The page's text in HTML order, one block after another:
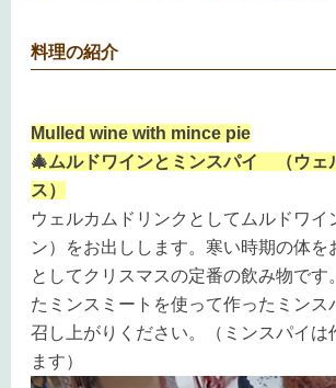
料理の紹介
Mulled wine with mince pie
🎄ムルドワインとミンスパイ （ウェ
ス）
ウェルカムドリンクとしてムルドワイ
ン）をお出しします。寒い時期の体を
としてクリスマスの定番の飲み物です
たミンスミートを使って作ったミンス
召し上がりください。（ミンスパイは
ます）